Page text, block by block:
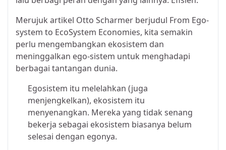
Merujuk artikel Otto Scharmer berjudul From Ego-
system to EcoSystem Economies, kita semakin
perlu mengembangkan ekosistem dan
meninggalkan ego-sistem untuk menghadapi
berbagai tantangan dunia.
Egosistem itu melelahkan (juga
menjengkelkan), ekosistem itu
menyenangkan. Mereka yang tidak senang
bekerja sebagai ekosistem biasanya belum
selesai dengan egonya.